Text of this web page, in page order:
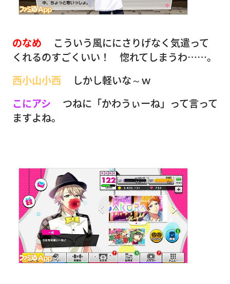
のなめ
こういう風ににさりげなく気遣って
くれるのすごくいい！ 惚れてしまうわ……。
西小山小西
しかし軽いな～ｗ
こにアシ
つねに「かわうぃーね」って言って
ますよね。